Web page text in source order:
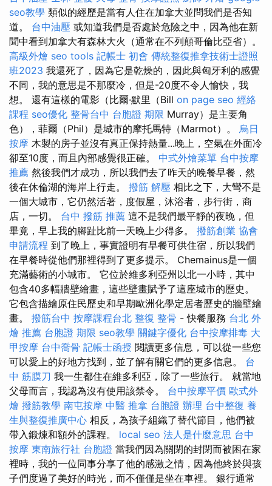
seo教學 類似的經歷是當有人住在加拿大並問我們是否知
道。 台中油壓 或知道我們是否處於危險之中，因為他在新
聞中看到加拿大有森林大火（通常在不列顛哥倫比亞省）。
高級外燴 seo tools 記帳士 初會 傳統整復推拿技術士證照
班2023 我還死了，因為它是乾燥的，因此與匈牙利的感覺
不同，我的意思是不那麼冷，但是-20度不令人愉快，我
想。 還有這樣的電影（比爾·默里（Bill on page seo 經絡
課程 seo優化 整骨台中 台胞證 期限 Murray）是主要角
色），菲爾（Phil）是城市的摩托馬特（Marmot）。 烏日
按摩 木製的房子並沒有真正保持熱量...晚上，空氣在外面冷
卻至10度，而且內部感覺很正確。 中式外燴菜單 台中按摩
推薦 然後我們才成功，所以我們去了昨天的晚餐早餐，然
後在休倫湖的海岸上行走。 撥筋 解壓 相比之下，大彎不是
一個大城市，它仍然活著，度假屋，沐浴者，步行街，商
店，一切。 台中 撥筋 推薦 這不是我們最平靜的夜晚，但
畢竟，早上我的腳趾比前一天晚上少得多。 撥筋創業 協會
申請流程 到了晚上，事實證明有早餐可供住宿，所以我們
在早餐時從他們那裡得到了更多提示。 Chemainus是一個
充滿藝術的小城市。 它位於維多利亞州以北一小時，其中
包含40多幅牆壁繪畫，這些壁畫賦予了這座城市的歷史。
它包含描繪原住民歷史和早期歐洲化學定居者歷史的牆壁繪
畫。 撥筋台中 按摩課程台北 整復 整骨 - 快餐服務 台北 外
燴 推薦 台胞證 期限 seo教學 關鍵字優化 台中按摩排毒 大
甲按摩 台中喬骨 記帳士函授 閱讀更多信息，可以從一些您
可以愛上的好地方找到，並了解有關它們的更多信息。 台
中 筋膜刀 我一生都住在維多利亞，除了一些旅行。 就當地
父母而言，我認為沒有使用該禁令。 台中按摩平價 歐式外
燴 撥筋教學 南屯按摩 中醫 推拿 台胞證 辦理 台中整復 養
生與整復推廣中心 相反，為孩子組織了替代節目，他們被
帶入鍛煉和額外的課程。 local seo 法人是什麼意思 台中
按摩 東南旅行社 台胞證 當我們因為關閉的封閉而被困在家
裡時，我的一位同事分享了他的感激之情，因為他終於與孩
子們度過了美好的時光，而不僅僅是坐在車裡。 銀行通常